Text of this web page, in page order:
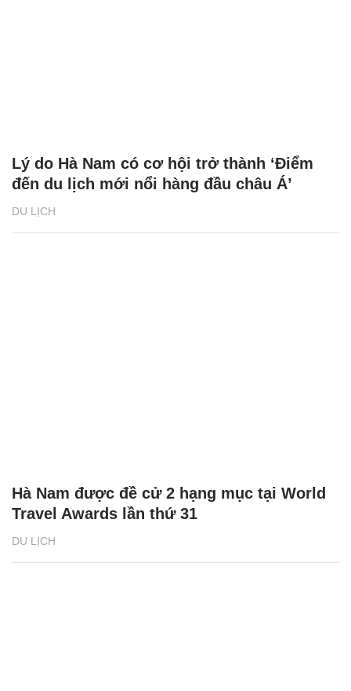
DU LỊCH
Lý do Hà Nam có cơ hội trở thành ‘Điểm
đến du lịch mới nổi hàng đầu châu Á’
DU LỊCH
Hà Nam được đề cử 2 hạng mục tại World
Travel Awards lần thứ 31